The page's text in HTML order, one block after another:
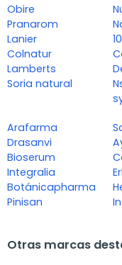
Obire
Pranarom
Lanier
Colnatur
Lamberts
Soria natural
Arafarma
Drasanvi
Bioserum
Integralia
Botánicapharma
Pinisan
Otras marcas